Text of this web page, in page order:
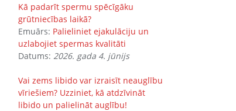
Kā padarīt spermu spēcīgāku
grūtniecības laikā?
Emuārs: Palieliniet ejakulāciju un
uzlabojiet spermas kvalitāti
Datums: 2026. gada 4. jūnijs
Vai zems libido var izraisīt neauglību
vīriešiem? Uzziniet, kā atdzīvināt
libido un palielināt auglību!